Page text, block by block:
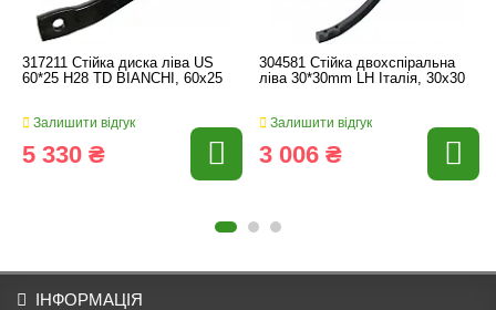
317211 Стійка диска ліва US
60*25 H28 TD BIANCHI, 60x25
Залишити відгук
5 330 ₴
304581 Стійка двохспіральна
ліва 30*30mm LH Італія, 30x30
Залишити відгук
3 006 ₴
ІНФОРМАЦІЯ